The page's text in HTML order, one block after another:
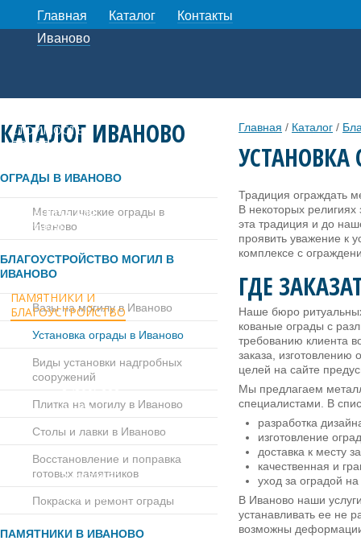
Главная Каталог
Контакты
Иваново
СТОИМОСТЬ
ПОХОРОН
ОРГАНИЗАЦИЯ
ПОХОРОН
ПАМЯТНИКИ И
БЛАГОУСТРОЙСТВО
96-89
8 (4932) 32-
КАТАЛОГ ИВАНОВО
ОГРАДЫ В ИВАНОВО
Металлические ограды в
Иваново
БЛАГОУСТРОЙСТВО МОГИЛ В
ИВАНОВО
Вазы на могилу в Иваново
Установка ограды в Иваново
Виды установки надгробных
сооружений
Плитка на могилу в Иваново
Столы и лавки в Иваново
Восстановление и поправка
готовых памятников
Покраска и ремонт ограды
ПАМЯТНИКИ В ИВАНОВО
Главная / Каталог /
Традиция ограждать
В некоторых
эта традиция и до
проявить уважение к
комплексе с
ГДЕ
Наше бюро
кованые ограды с
требованию клиента
заказа,
целей на сайте
Мы предлагаем
специалистами. В
разработка
изготовление
доставка к месту
качественная и
уход за оградой
В Иваново наши
устанавливать ее не
возможны